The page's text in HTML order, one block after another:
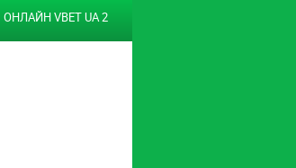
ОНЛАЙН VBET UA 2